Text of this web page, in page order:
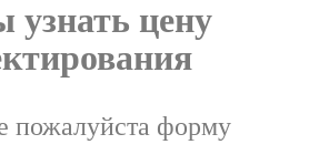
узнать цену
пожалуйста форму